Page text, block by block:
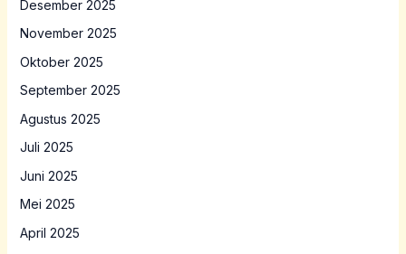
Desember 2025
November 2025
Oktober 2025
September 2025
Agustus 2025
Juli 2025
Juni 2025
Mei 2025
April 2025